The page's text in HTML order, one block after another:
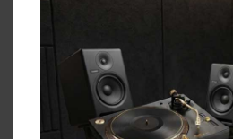
Ultimi Articoli